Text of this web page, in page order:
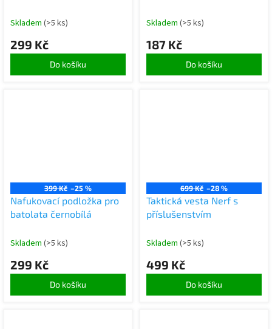
Skladem (>5 ks)
299 Kč
Do košíku
Skladem (>5 ks)
187 Kč
Do košíku
399 Kč –25 %
Nafukovací podložka pro
batolata černobílá
Skladem (>5 ks)
299 Kč
Do košíku
699 Kč –28 %
Taktická vesta Nerf s
příslušenstvím
Skladem (>5 ks)
499 Kč
Do košíku